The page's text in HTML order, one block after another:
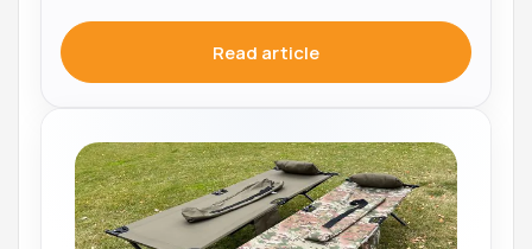
Read article